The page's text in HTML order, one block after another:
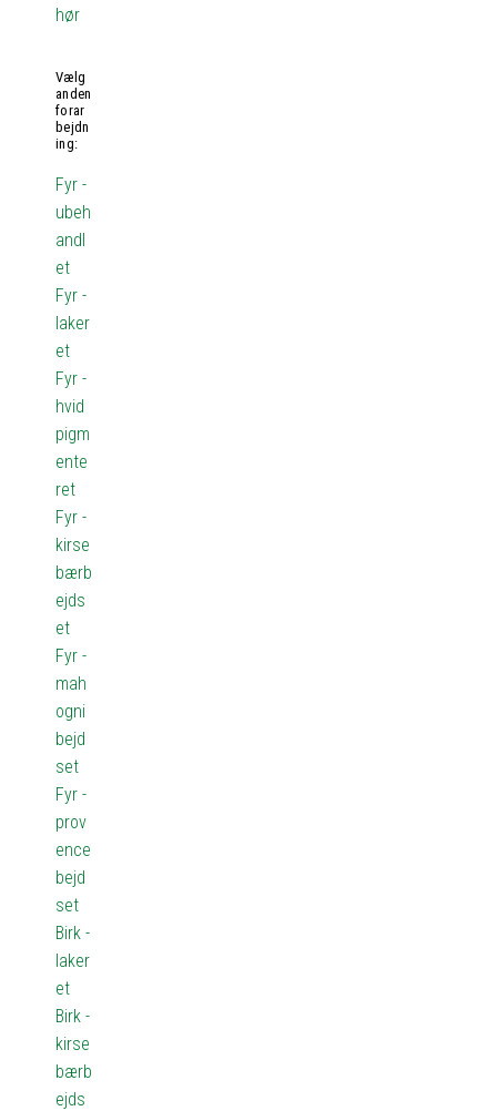
hør
Vælg
anden
forar
bejdn
ing:
Fyr -
ubeh
andl
et
Fyr -
laker
et
Fyr -
hvid
pigm
ente
ret
Fyr -
kirse
bærb
ejds
et
Fyr -
mah
ogni
bejd
set
Fyr -
prov
ence
bejd
set
Birk -
laker
et
Birk -
kirse
bærb
ejds